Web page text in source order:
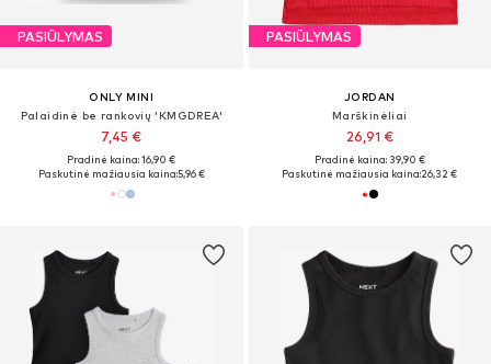
PASIŪLYMAS
ONLY MINI
Palaidinė be rankovių 'KMGDREA'
7,45 €
Pradinė kaina: 16,90 €
Paskutinė mažiausia kaina:5,96 €
PASIŪLYMAS
JORDAN
Marškinėliai
26,91 €
Pradinė kaina: 39,90 €
Paskutinė mažiausia kaina:26,32 €